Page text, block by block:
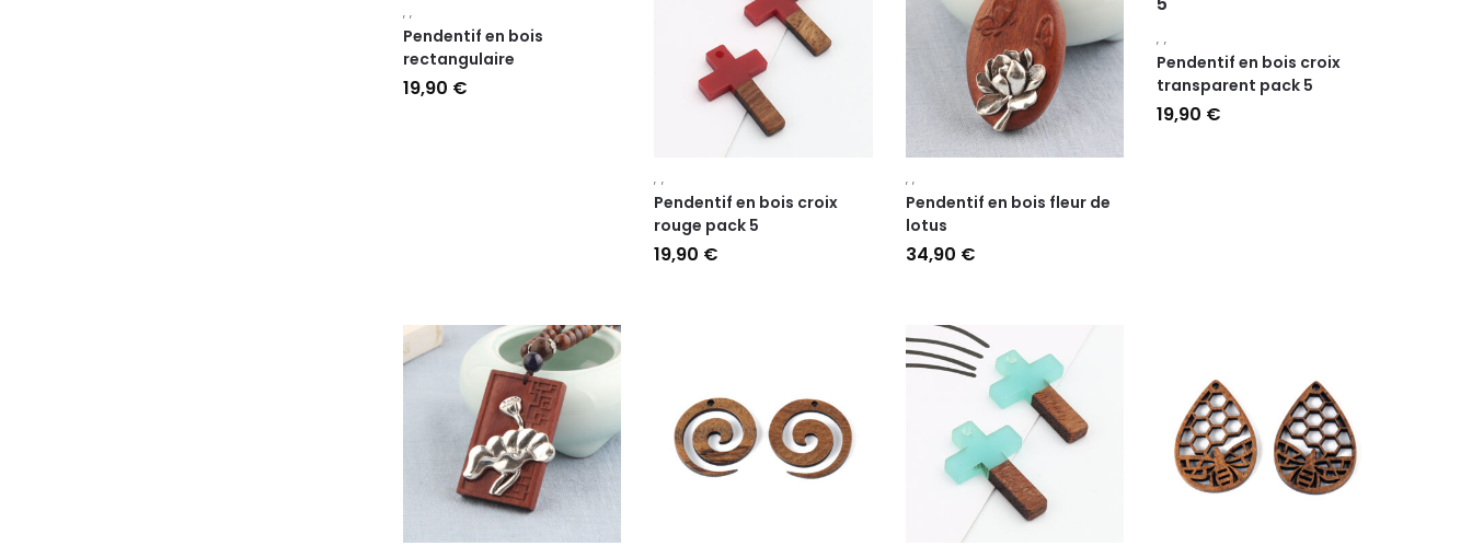
,,
Pendentif en bois
rectangulaire
19,90 €
, ,
Pendentif en bois croix
rouge pack 5
19,90 €
,,
Pendentif en bois fleur de
lotus
34,90 €
, ,
Pendentif en bois croix
transparent pack 5
19,90 €